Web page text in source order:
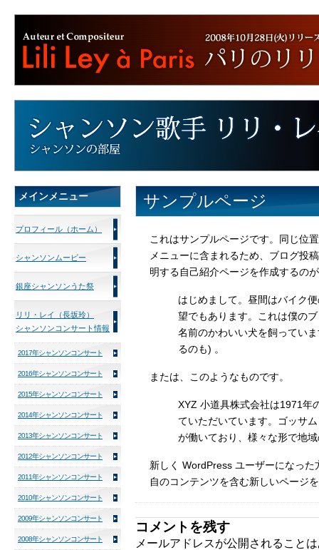
サンプルページ
これはサンプルページです。同じ位
メニューに含まれるため、ブログ投
明する自己紹介ページを作成するの
はじめまして。昼間はバイク
望でもあります。これは僕の
名前のかわいい犬を飼ってい
るのも) 。
または、このようなものです。
XYZ 小道具株式会社は1971年
ていただいています。ゴッサ
が働いており、様々な形で地
新しく WordPress ユーザーになった
自のコンテンツを含む新しいページ
コメントを残す
メールアドレスが公開されること
メインメニュー
プロフィール（ホーム）
シャンソンムービー
銀座シャンソンうた祭
リリ・レイ（長坂玲）
シャンソンコンサート情報
2017年シャンソンコンサート
2016年シャンソンコンサート
2015年シャンソンコンサート
2014年シャンソンコンサート
2013年シャンソンコンサート
2012年シャンソンコンサート
2011年シャンソンコンサート
2010年シャンソンコンサート
2009年シャンソンコンサート
2008年シャンソンコンサート